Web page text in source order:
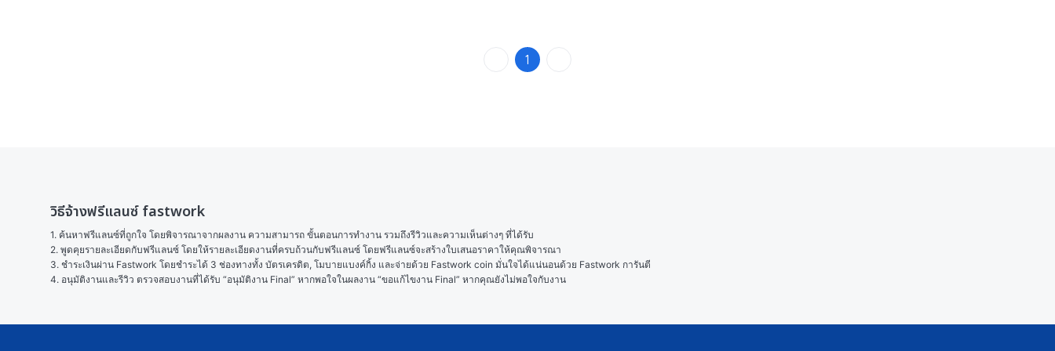
1
วิธีจ้างฟรีแลนซ์ fastwork
1. ค้นหาฟรีแลนซ์ที่ถูกใจ โดยพิจารณาจากผลงาน ความสามารถ ขั้นตอนการทำงาน รวมถึงรีวิวและความเห็นต่างๆ ที่ได้รับ
2. พูดคุยรายละเอียดกับฟรีแลนซ์ โดยให้รายละเอียดงานที่ครบถ้วนกับฟรีแลนซ์ โดยฟรีแลนซ์จะสร้างใบเสนอราคาให้คุณพิจารณา
3. ชำระเงินผ่าน Fastwork โดยชำระได้ 3 ช่องทางทั้ง บัตรเครดิต, โมบายแบงค์กิ้ง และจ่ายด้วย Fastwork coin มั่นใจได้แน่นอนด้วย Fastwork การันตี
4. อนุมัติงานและรีวิว ตรวจสอบงานที่ได้รับ “อนุมัติงาน Final” หากพอใจในผลงาน “ขอแก้ไขงาน Final” หากคุณยังไม่พอใจกับงาน